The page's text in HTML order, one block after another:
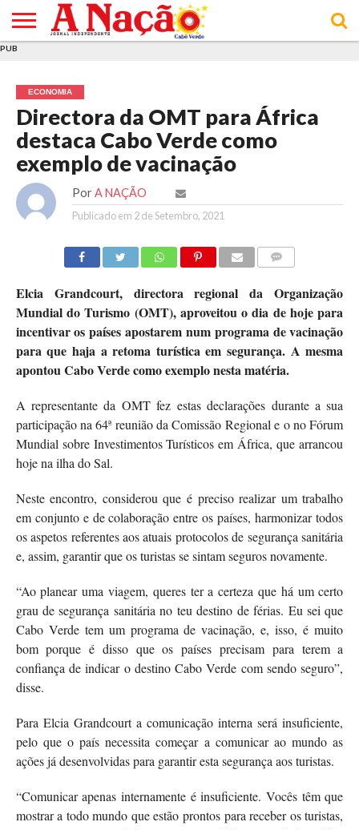
E DE
COOKIES
DE
UTILIZAÇÃO
PUB
ECONOMIA
Directora da OMT para África
destaca Cabo Verde como
exemplo de vacinação
Por A NAÇÃO
Publicado em 2 de Setembro, 2021
Elcia Grandcourt, directora regional da Organização
Mundial do Turismo (OMT), aproveitou o dia de hoje para
incentivar os países apostarem num programa de vacinação
para que haja a retoma turística em segurança. A mesma
apontou Cabo Verde como exemplo nesta matéria.
A representante da OMT fez estas declarações durante a sua
participação na 64ª reunião da Comissão Regional e o no Fórum
Mundial sobre Investimentos Turísticos em África, que arrancou
hoje na ilha do Sal.
Neste encontro, considerou que é preciso realizar um trabalho
em conjunto e de colaboração entre os países, harmonizar todos
os aspetos referentes aos atuais protocolos de segurança sanitária
e, assim, garantir que os turistas se sintam seguros novamente.
“Ao planear uma viagem, queres ter a certeza que há um certo
grau de segurança sanitária no teu destino de férias. Eu sei que
Cabo Verde tem um programa de vacinação, e, isso, é muito
bom porque é disso que os países precisam para terem a
confiança de indicar o destino Cabo Verde com sendo seguro”,
disse.
Para Elcia Grandcourt a comunicação interna será insuficiente,
pelo que o país necessita começar a comunicar ao mundo as
ações já desenvolvidas para garantir esta segurança aos turistas.
“Comunicar apenas internamente é insuficiente. Vocês têm que
mostrar a todo mundo que estão prontos para receber os turistas,